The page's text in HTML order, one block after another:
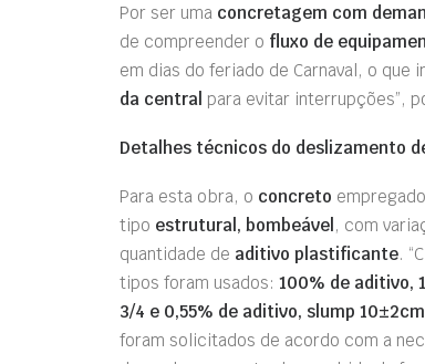
Por ser uma concretagem com
de compreender o fluxo de
em dias do feriado de Carnaval, o que
da central para evitar interrupções”,
Detalhes técnicos do deslizamento
Para esta obra, o concreto
tipo estrutural, bombeável , com
quantidade de aditivo plastificante.
tipos foram usados: 100% de aditivo,
3/4 e 0,55% de aditivo, slump 10±2cm
foram solicitados de acordo com a